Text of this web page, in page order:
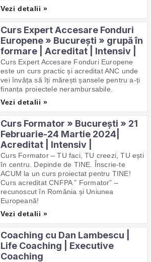
Vezi detalii »
Curs Expert Accesare Fonduri
Europene » București » grupă în
formare | Acreditat | Intensiv |
Curs Expert Accesare Fonduri Europene
este un curs practic și acreditat ANC unde
vei învăța să îți mărești șansele pentru a-ți
finanța proiectele nerambursabile.
Vezi detalii »
Curs Formator » București » 21
Februarie-24 Martie 2024|
Acreditat | Intensiv |
Curs Formator – TU faci, TU creezi, TU ești
în centru. Depinde de TINE. Înscrie-te
ACUM la un curs proiectat pentru TINE!
Curs acreditat CNFPA ” Formator” –
recunoscut în România și Uniunea
Europeană!
Vezi detalii »
Coaching cu Dan Lambescu |
Life Coaching | Executive
Coaching